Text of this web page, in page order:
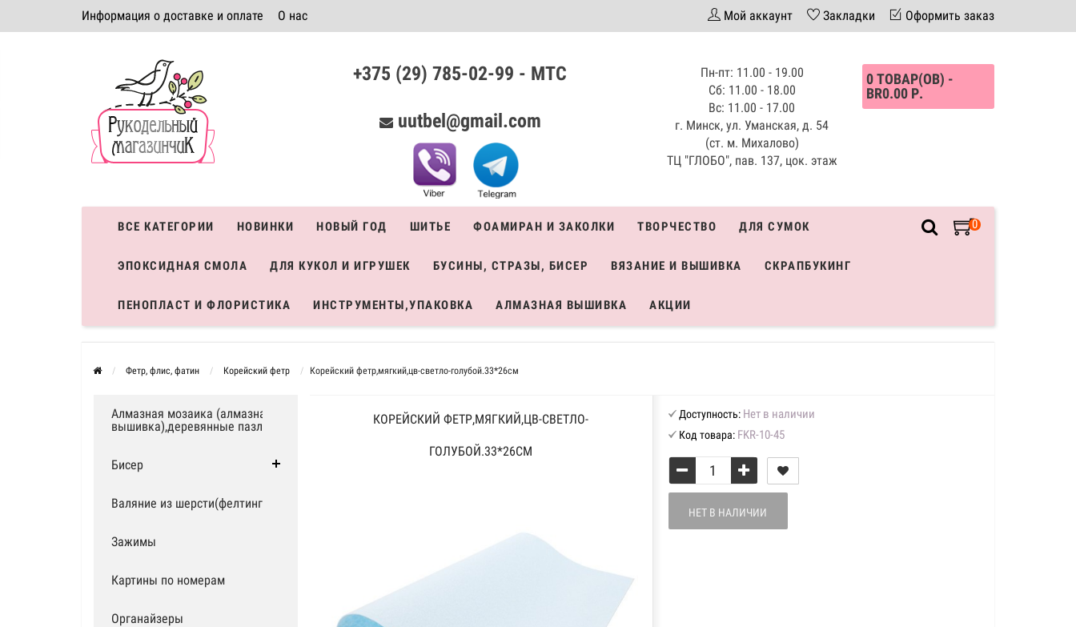
Информация о доставке и оплате О нас
Система скидок
Мой аккаунт Закладки Оформить заказ
+375 (29) 785-02-99 - МТС
uutbel@gmail.com
Пн-пт: 11.00 - 19.00
Сб: 11.00 - 18.00
Вс: 11.00 - 17.00
г. Минск, ул. Уманская, д. 54
(ст. м. Михалово)
ТЦ "ГЛОБО", пав. 137, цок. этаж
0 ТОВАР(ОВ) -
BR0.00 Р.
0
ВСЕ КАТЕГОРИИ НОВИНКИ НОВЫЙ ГОД ШИТЬЕ ФОАМИРАН И ЗАКОЛКИ ТВОРЧЕСТВО ДЛЯ СУМОК
ЭПОКСИДНАЯ СМОЛА ДЛЯ КУКОЛ И ИГРУШЕК БУСИНЫ, СТРАЗЫ, БИСЕР ВЯЗАНИЕ И ВЫШИВКА СКРАПБУКИНГ
ПЕНОПЛАСТ И ФЛОРИСТИКА ИНСТРУМЕНТЫ,УПАКОВКА АЛМАЗНАЯ ВЫШИВКА АКЦИИ
Фетр, флис, фатин Корейский фетр Корейский фетр,мягкий,цв-светло-голубой.33*26см
Алмазная мозаика (алмазная
вышивка),деревянные пазлы
Бисер
Валяние из шерсти(фелтинг)
Зажимы
Картины по номерам
Органайзеры
КОРЕЙСКИЙ ФЕТР,МЯГКИЙ,ЦВ-СВЕТЛО-
ГОЛУБОЙ.33*26СМ
Доступность:Нет в наличии
Код товара: FKR-10-45
НЕТ В НАЛИЧИИ